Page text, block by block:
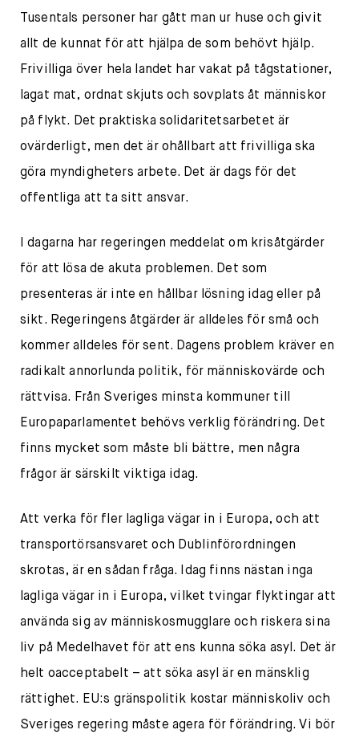
Tusentals personer har gått man ur huse och givit
allt de kunnat för att hjälpa de som behövt hjälp.
Frivilliga över hela landet har vakat på tågstationer,
lagat mat, ordnat skjuts och sovplats åt människor
på flykt. Det praktiska solidaritetsarbetet är
ovärderligt, men det är ohållbart att frivilliga ska
göra myndigheters arbete. Det är dags för det
offentliga att ta sitt ansvar.
I dagarna har regeringen meddelat om krisåtgärder
för att lösa de akuta problemen. Det som
presenteras är inte en hållbar lösning idag eller på
sikt. Regeringens åtgärder är alldeles för små och
kommer alldeles för sent. Dagens problem kräver en
radikalt annorlunda politik, för människovärde och
rättvisa. Från Sveriges minsta kommuner till
Europaparlamentet behövs verklig förändring. Det
finns mycket som måste bli bättre, men några
frågor är särskilt viktiga idag.
Att verka för fler lagliga vägar in i Europa, och att
transportörsansvaret och Dublinförordningen
skrotas, är en sådan fråga. Idag finns nästan inga
lagliga vägar in i Europa, vilket tvingar flyktingar att
använda sig av människosmugglare och riskera sina
liv på Medelhavet för att ens kunna söka asyl. Det är
helt oacceptabelt – att söka asyl är en mänsklig
rättighet. EU:s gränspolitik kostar människoliv och
Sveriges regering måste agera för förändring. Vi bör